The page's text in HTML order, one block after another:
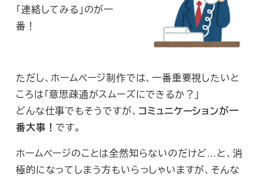
「連絡してみる」のが一
番！
ただし、ホームページ制作では、一番重要視したいと
ころは「意思疎通がスムーズにできるか？」
どんな仕事でもそうですが、 コミュニケーションが一
番大事！ です。
ホームページのことは全然知らないのだけど…と、消
極的になってしまう方もいらっしゃいますが、そんな